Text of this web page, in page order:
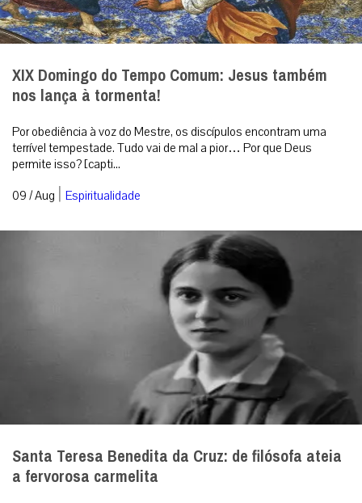
XIX Domingo do Tempo Comum: Jesus também
nos lança à tormenta!
Por obediência à voz do Mestre, os discípulos encontram uma
terrível tempestade. Tudo vai de mal a pior… Por que Deus
permite isso? [capti...
09 / Aug | Espiritualidade
Santa Teresa Benedita da Cruz: de filósofa ateia
a fervorosa carmelita